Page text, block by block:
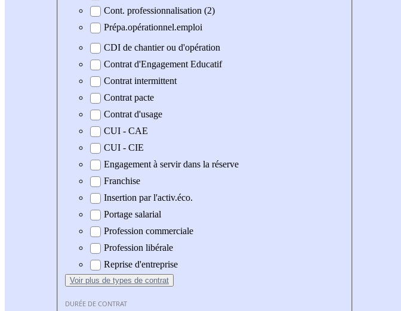
Cont. professionnalisation (2)
Prépa.opérationnel.emploi
CDI de chantier ou d'opération
Contrat d'Engagement Educatif
Contrat intermittent
Contrat pacte
Contrat d'usage
CUI - CAE
CUI - CIE
Engagement à servir dans la réserve
Franchise
Insertion par l'activ.éco.
Portage salarial
Profession commerciale
Profession libérale
Reprise d'entreprise
Voir plus de types de contrat
DURÉE DE CONTRAT